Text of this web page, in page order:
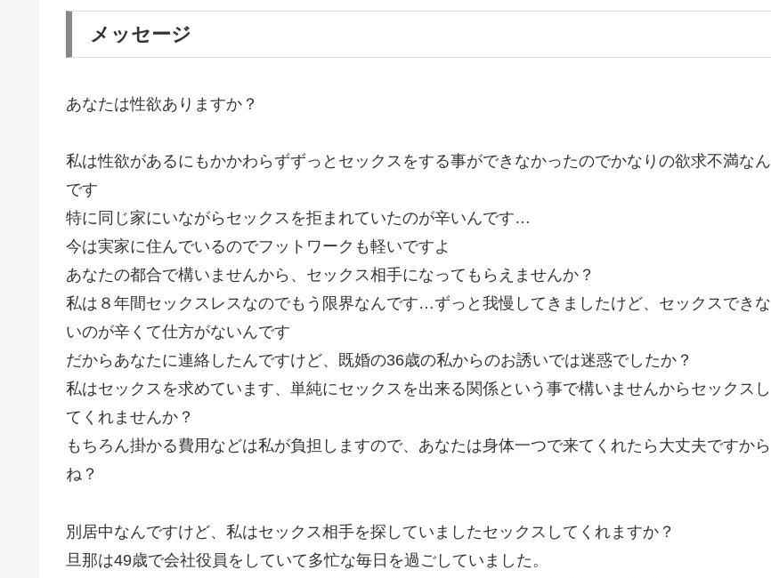
メッセージ
あなたは性欲ありますか？
私は性欲があるにもかかわらずずっとセックスをする事ができなかったのでかなりの欲求不満なん
です
特に同じ家にいながらセックスを拒まれていたのが辛いんです…
今は実家に住んでいるのでフットワークも軽いですよ
あなたの都合で構いませんから、セックス相手になってもらえませんか？
私は８年間セックスレスなのでもう限界なんです…ずっと我慢してきましたけど、セックスできな
いのが辛くて仕方がないんです
だからあなたに連絡したんですけど、既婚の36歳の私からのお誘いでは迷惑でしたか？
私はセックスを求めています、単純にセックスを出来る関係という事で構いませんからセックスし
てくれませんか？
もちろん掛かる費用などは私が負担しますので、あなたは身体一つで来てくれたら大丈夫ですから
ね？
別居中なんですけど、私はセックス相手を探していましたセックスしてくれますか？
旦那は49歳で会社役員をしていて多忙な毎日を過ごしていました。